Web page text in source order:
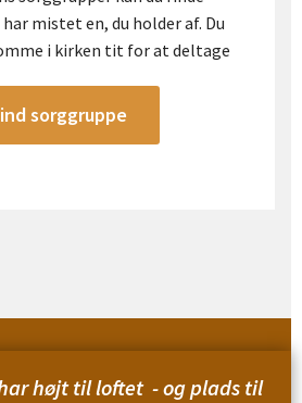
mistet en, du holder af. Du
i kirken tit for at deltage
sorggruppe
højt til loftet - og plads til